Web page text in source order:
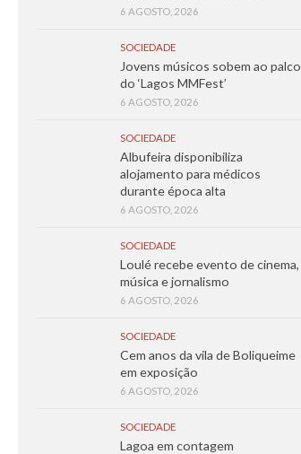
6 AGOSTO, 2026
SOCIEDADE
Jovens músicos sobem ao palco
do ‘Lagos MMFest’
6 AGOSTO, 2026
SOCIEDADE
Albufeira disponibiliza
alojamento para médicos
durante época alta
6 AGOSTO, 2026
SOCIEDADE
Loulé recebe evento de cinema,
música e jornalismo
6 AGOSTO, 2026
SOCIEDADE
Cem anos da vila de Boliqueime
em exposição
6 AGOSTO, 2026
SOCIEDADE
Lagoa em contagem